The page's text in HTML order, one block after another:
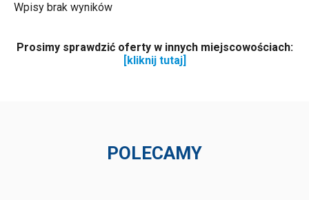
Wpisy brak wyników
Prosimy sprawdzić oferty w innych miejscowościach:
[kliknij tutaj]
POLECAMY